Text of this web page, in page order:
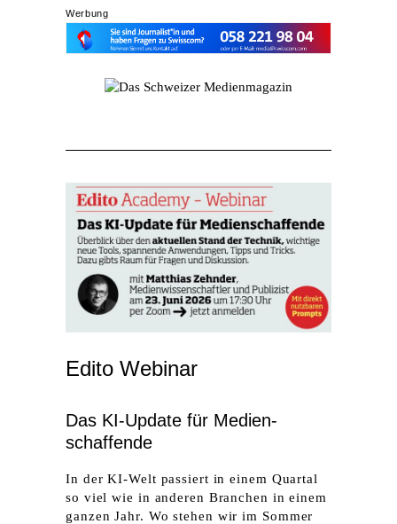
Werbung
Edito Webinar
Das KI-Update für Medien­
schaffende
In der KI-Welt passiert in einem Quartal
so viel wie in anderen Branchen in ­einem
ganzen Jahr. Wo stehen wir im Sommer